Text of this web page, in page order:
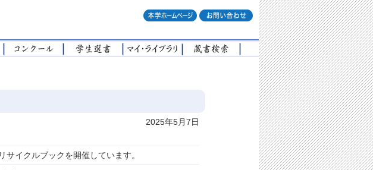
2025年5月7日
サイクルブックを開催しています。